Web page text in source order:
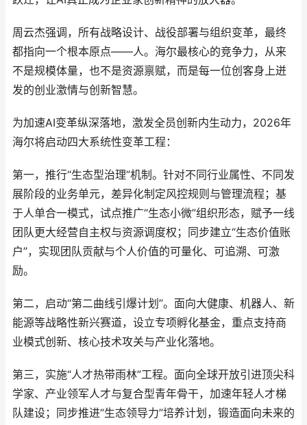
周云杰强调，所有战略设计、战役部署与组织变革，最终
都指向一个根本原点——人。海尔最核心的竞争力，从来
不是规模体量，也不是资源禀赋，而是每一位创客身上迸
发的创业激情与创新智慧。
为加速AI变革纵深落地，激发全员创新内生动力，2026年
海尔将启动四大系统性变革工程：
第一，推行“生态型治理”机制。针对不同行业属性、不同发
展阶段的业务单元，差异化制定风控规则与管理流程；基
于人单合一模式，试点推广“生态小微”组织形态，赋予一线
团队更大经营自主权与资源调度权；同步建立“生态价值账
户”，实现团队贡献与个人价值的可量化、可追溯、可激
励。
第二，启动“第二曲线引爆计划”。面向大健康、机器人、新
能源等战略性新兴赛道，设立专项孵化基金，重点支持商
业模式创新、核心技术攻关与产业化落地。
第三，实施“人才热带雨林”工程。面向全球开放引进顶尖科
学家、产业领军人才与复合型青年骨干，加速年轻人才梯
队建设；同步推进“生态领导力”培养计划，锻造面向未来的